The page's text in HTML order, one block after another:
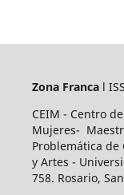
Zona Francal
CEIM - Centro
Mujeres-
Problemática de
y Artes -
758. Rosario,